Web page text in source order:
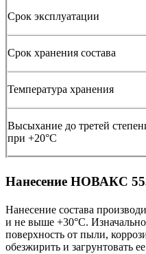
Срок эксплуатации
Срок хранения состава
Температура хранения
Высыхание до третей
при +20°С
Нанесение НОВАКС
Нанесение состава
и не выше +30°С. Изначально
поверхность от пыли,
обезжирить и загрунтовать